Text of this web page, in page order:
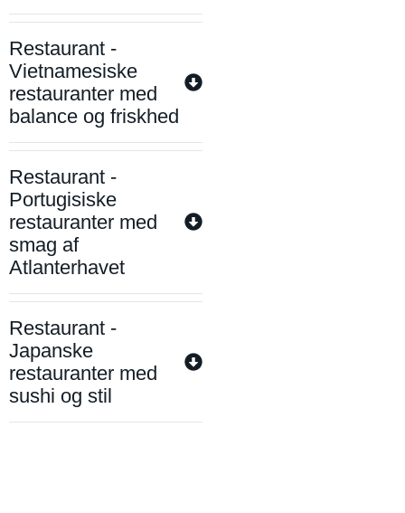
Restaurant -
Vietnamesiske
restauranter med
balance og friskhed
Restaurant -
Portugisiske
restauranter med
smag af
Atlanterhavet
Restaurant -
Japanske
restauranter med
sushi og stil